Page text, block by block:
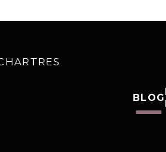
BLOG